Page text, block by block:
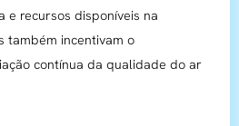
e recursos disponíveis na
também incentivam o
contínua da qualidade do ar